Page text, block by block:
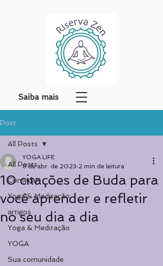
Saiba mais
Post
All Posts
Começar
Yoga & Meditação
artigos
Yoga & Meditação
YOGA
Sua comunidade
All Posts
10 citações de Buda para
você aprender e refletir
no seu dia a dia
YOGA LIFE
8 de abr. de 2023 2 min de leitura